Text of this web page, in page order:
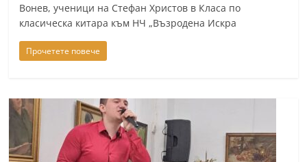
Вонев, ученици на Стефан Христов в Класа по
класическа китара към НЧ „Възродена Искра
Прочетете повече